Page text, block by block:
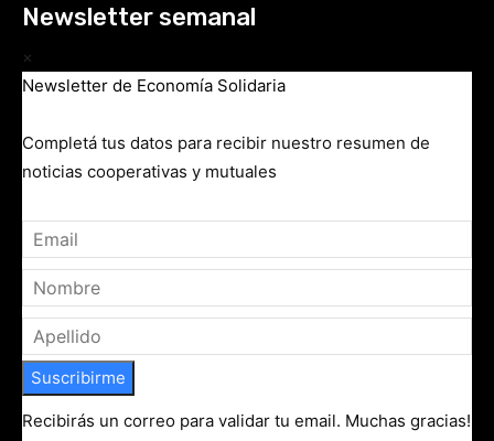
Newsletter semanal
×
Newsletter de Economía Solidaria
Completá tus datos para recibir nuestro resumen de
noticias cooperativas y mutuales
Suscribirme
Recibirás un correo para validar tu email. Muchas gracias!